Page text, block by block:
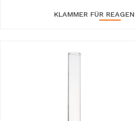
KLAMMER FÜR